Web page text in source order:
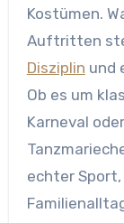
Kostümen.
Auftritten
Disziplin und
Ob es um
Karneval
echter Sport,